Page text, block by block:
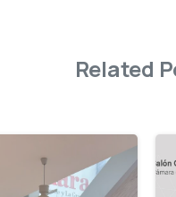
Related